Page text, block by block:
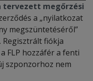
tervezett megőrzési
a „nyilatkozat
megszüntetéséről”
Regisztrált fiókja
FLP hozzáfér a fenti
szponzorhoz nem